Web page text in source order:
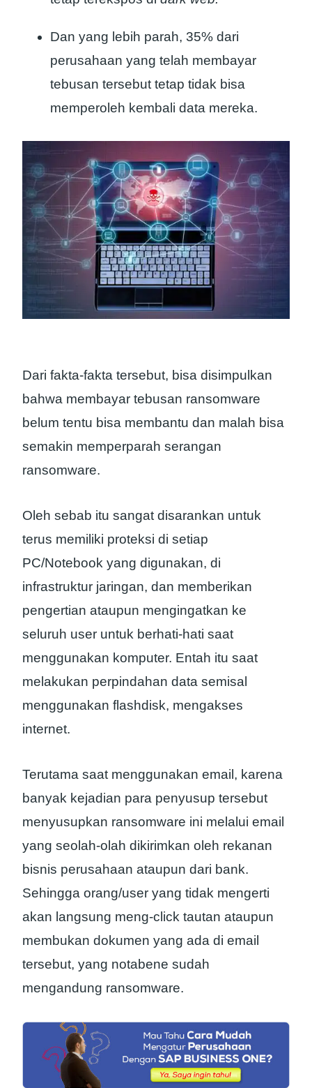
Dan yang lebih parah, 35% dari
perusahaan yang telah membayar
tebusan tersebut tetap tidak bisa
memperoleh kembali data mereka.
Dari fakta-fakta tersebut, bisa disimpulkan
bahwa membayar tebusan ransomware
belum tentu bisa membantu dan malah bisa
semakin memperparah serangan
ransomware.
Oleh sebab itu sangat disarankan untuk
terus memiliki proteksi di setiap
PC/Notebook yang digunakan, di
infrastruktur jaringan, dan memberikan
pengertian ataupun mengingatkan ke
seluruh user untuk berhati-hati saat
menggunakan komputer. Entah itu saat
melakukan perpindahan data semisal
menggunakan flashdisk, mengakses
internet.
Terutama saat menggunakan email, karena
banyak kejadian para penyusup tersebut
menyusupkan ransomware ini melalui email
yang seolah-olah dikirimkan oleh rekanan
bisnis perusahaan ataupun dari bank.
Sehingga orang/user yang tidak mengerti
akan langsung meng-click tautan ataupun
membukan dokumen yang ada di email
tersebut, yang notabene sudah
mengandung ransomware.